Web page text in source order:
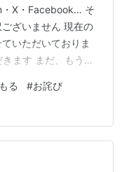
・X・Facebook… そ
ざいません 現在の
いただいておりま
ます まだ、もう少
NeT”
る #お詫び